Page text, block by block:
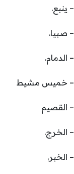
– ينبع.
– صبيا.
– الدمام.
– خميس مشيط
– القصيم
– الخرج.
– الخبر.